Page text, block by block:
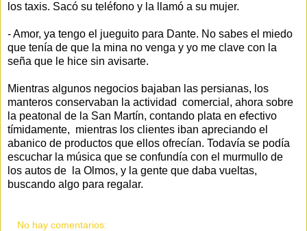
los taxis. Sacó su teléfono y la llamó a su mujer.
- Amor, ya tengo el jueguito para Dante. No sabes el miedo
que tenía de que la mina no venga y yo me clave con la
seña que le hice sin avisarte.
Mientras algunos negocios bajaban las persianas, los
manteros conservaban la actividad comercial, ahora sobre
la peatonal de la San Martín, contando plata en efectivo
tímidamente, mientras los clientes iban apreciando el
abanico de productos que ellos ofrecían. Todavía se podía
escuchar la música que se confundía con el murmullo de
los autos de la Olmos, y la gente que daba vueltas,
buscando algo para regalar.
No hay comentarios: